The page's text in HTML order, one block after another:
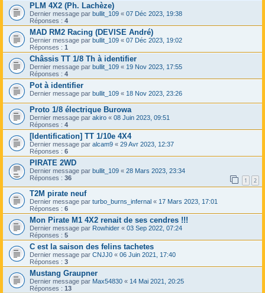
PLM 4X2 (Ph. Lachèze)
Dernier message par bullit_109 « 07 Déc 2023, 19:38
Réponses : 4
MAD RM2 Racing (DEVISE André)
Dernier message par bullit_109 « 07 Déc 2023, 19:02
Réponses : 1
Châssis TT 1/8 Th à identifier
Dernier message par bullit_109 « 19 Nov 2023, 17:55
Réponses : 4
Pot à identifier
Dernier message par bullit_109 « 18 Nov 2023, 23:26
Proto 1/8 électrique Burowa
Dernier message par akiro « 08 Juin 2023, 09:51
Réponses : 4
[Identification] TT 1/10e 4X4
Dernier message par alcam9 « 29 Avr 2023, 12:37
Réponses : 6
PIRATE 2WD
Dernier message par bullit_109 « 28 Mars 2023, 23:34
Réponses : 36 1 2
T2M pirate neuf
Dernier message par turbo_burns_infernal « 17 Mars 2023, 17:01
Réponses : 6
Mon Pirate M1 4X2 renait de ses cendres !!!
Dernier message par Rowhider « 03 Sep 2022, 07:24
Réponses : 5
C est la saison des felins tachetes
Dernier message par CNJJ0 « 06 Juin 2021, 17:40
Réponses : 3
Mustang Graupner
Dernier message par Max54830 « 14 Mai 2021, 20:25
Réponses : 13